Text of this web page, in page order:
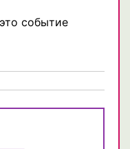
событие